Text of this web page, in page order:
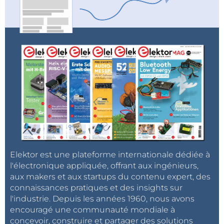
Elektor est une plateforme internationale dédiée à
l'électronique appliquée, offrant aux ingénieurs,
aux makers et aux startups du contenu expert, des
connaissances pratiques et des insights sur
l'industrie. Depuis les années 1960, nous avons
encouragé une communauté mondiale à
concevoir, construire et partager des solutions